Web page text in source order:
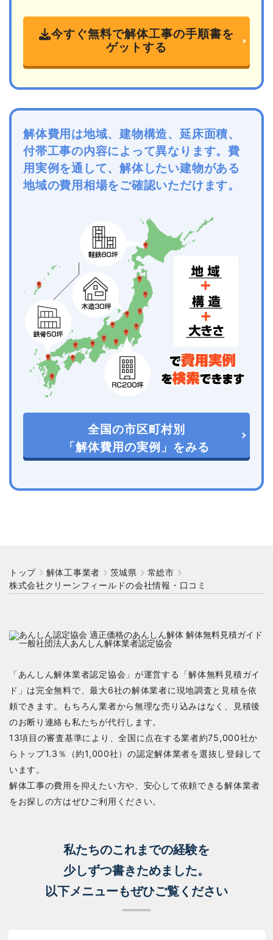
今すぐ無料で解体工事の手順書を
ゲットする
解体費用は地域、建物構造、延床面積、
付帯工事の内容によって異なります。費
用実例を通して、解体したい建物がある
地域の費用相場をご確認いただけます。
全国の市区町村別
「解体費用の実例」をみる
トップ 解体工事業者 茨城県
常総市
株式会社クリーンフィールドの会社情報・口コミ
「あんしん解体業者認定協会」が運営する「解体無料見積ガイ
ド」は完全無料で、最大6社の解体業者に現地調査と見積を依
頼できます。もちろん業者から無理な売り込みはなく、見積後
のお断り連絡も私たちが代行します。
13項目の審査基準により、全国に点在する業者約75,000社か
らトップ1.3％（約1,000社）の認定解体業者を選抜し登録して
います。
解体工事の費用を抑えたい方や、安心して依頼できる解体業者
をお探しの方はぜひご利用ください。
私たちのこれまでの経験を
少しずつ書きためました。
以下メニューもぜひご覧ください